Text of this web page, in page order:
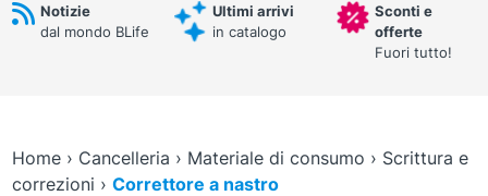
Notizie
dal mondo BLife
Ultimi arrivi
in catalogo
Sconti e
offerte
Fuori tutto!
Home› Cancelleria › Materiale di consumo › Scrittura e
correzioni › Correttore a nastro